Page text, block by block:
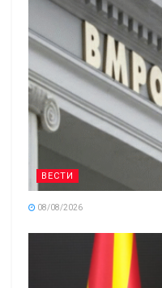
ВЕСТИ
08/08/2026